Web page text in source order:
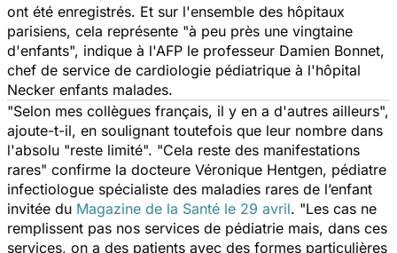
ont été enregistrés. Et sur l'ensemble des hôpitaux
parisiens, cela représente "à peu près une vingtaine
d'enfants", indique à l'AFP le professeur Damien Bonnet,
chef de service de cardiologie pédiatrique à l'hôpital
Necker enfants malades.
"Selon mes collègues français, il y en a d'autres ailleurs",
ajoute-t-il, en soulignant toutefois que leur nombre dans
l'absolu "reste limité". "Cela reste des manifestations
rares" confirme la docteure Véronique Hentgen, pédiatre
infectiologue spécialiste des maladies rares de l’enfant
invitée du Magazine de la Santé le 29 avril. "Les cas ne
remplissent pas nos services de pédiatrie mais, dans ces
services, on a des patients avec des formes particulières